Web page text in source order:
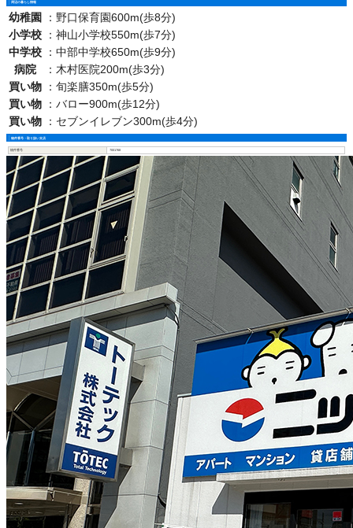
周辺の暮らし情報
幼稚園 ： 野口保育園600m(歩8分)
小学校
： 神山小学校550m(歩7分)
中学校
： 中部中学校650m(歩9分)
病院
： 木村医院200m(歩3分)
買い物
： 旬楽膳350m(歩5分)
買い物
： バロー900m(歩12分)
買い物
： セブンイレブン300m(歩4分)
物件番号・取り扱い支店
物件番号 7001768